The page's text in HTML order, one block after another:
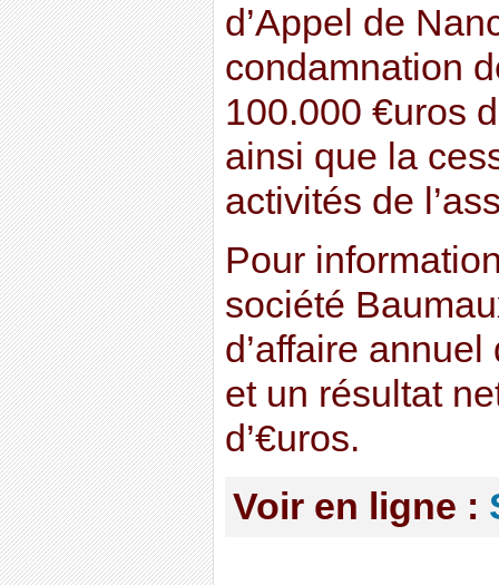
d’Appel de
condamnation
100.000 €uros
ainsi que la
activités de
Pour
société
d’affaire
et un résultat
d’€uros.
Voir en ligne :